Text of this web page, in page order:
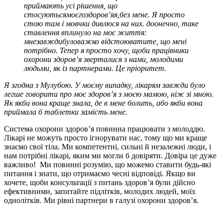
приймають усі рішення , що
стосуютьсямоєгоздоров’яя, без мене. Я просто
стою там і мовчки дивлюся на них. доонечно, таке
ставлення вплинуло на моє життя:
мнезавждибуловажко відстоюватите, що мені
потрібно. Тепер я просто хочу, щоби працівники
охорони здоров’язверталися з нами, молодими
людьми, як із партнерами. Це пріоритет.
Я згодна з Мулубою. У моєму випадку, лікарям завжди було
легше говорити про моє здоров’я з моєю мамою, ніж зі мною.
Як якби вона краще знала, де в мене болить, або якби вона
приймала б таблетки замість мене.
Система охорони здоров’я повинна працювати з молоддю.
Лікарі не можуть просто ігнорувати нас, тому що ми краще
знаємо свої тіла. Ми компетентні, сильні й незалежні люди, і
нам потрібні лікарі, яким ми могли б довіряти. Довіра це дуже
важливо! Ми повинні розумію, що можемо ставити будь-які
питання і знати, що отримаємо чесні відповіді. Якщо ви
хочете, щоби консультації з питань здоров’я були дійсно
ефективними, запитайте підлітків, молодих людей, моїх
однолітків. Ми рівні партнери в галузі охорони здоров’я.